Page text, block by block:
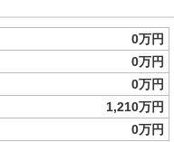
0万円
0万円
0万円
1,210万円
0万円